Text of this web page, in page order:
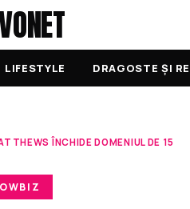
LIFESTYLE DRAGOSTE ȘI
ÎNCHIDE DOMENIUL DE 15